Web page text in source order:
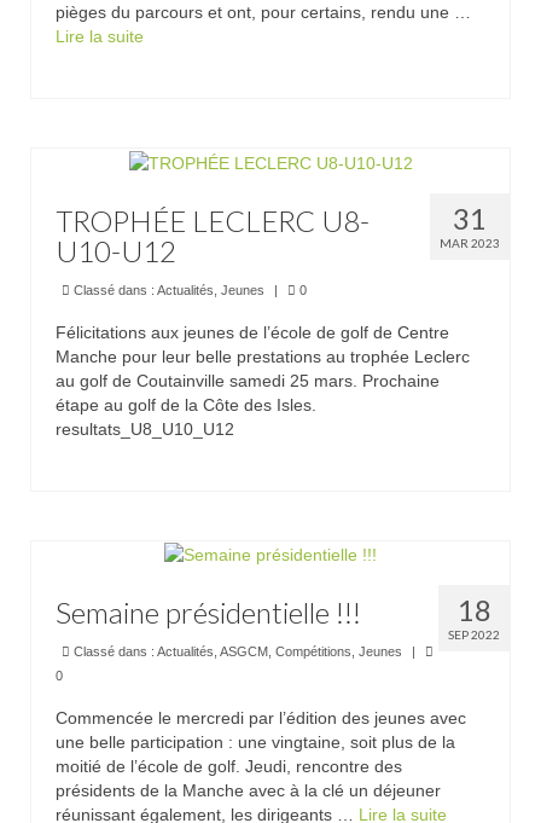
Journée
Compétitions 2026
Inscriptions
Départs
Agenda
Séniors
Documents officiels de l’association
Comité directeur – Association Golf Centre
Contact
Réservations
Abonnés
pièges du parcours et ont, pour certains, rendu une …
Lire la suite­­
31
MAR 2023
TROPHÉE LECLERC U8-
U10-U12
Classé dans : Actualités Jeunes | 0
Félicitations aux jeunes de l’école de golf de Centre
Manche pour leur belle prestations au trophée Leclerc
au golf de Coutainville samedi 25 mars. Prochaine
étape au golf de la Côte des Isles.
resultats_U8_U10_U12
18
SEP 2022
Semaine présidentielle !!!
Classé dans : Actualités ASGCM Compétitions Jeunes
|
0
Commencée le mercredi par l’édition des jeunes avec
une belle participation : une vingtaine, soit plus de la
moitié de l’école de golf. Jeudi, rencontre des
présidents de la Manche avec à la clé un déjeuner
réunissant également, les dirigeants … Lire la suite­­